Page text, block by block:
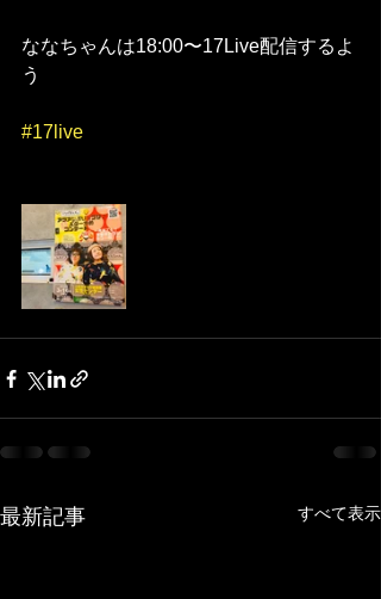
ななちゃんは18:00〜17Live配信するよ
う
#17live
最新記事 すべて表示